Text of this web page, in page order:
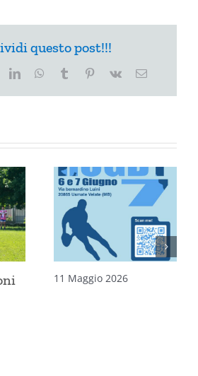
questo post!!!
LinkedInWhatsApp
Tumblr Pinterest
Vk Email
11 Maggio 2026